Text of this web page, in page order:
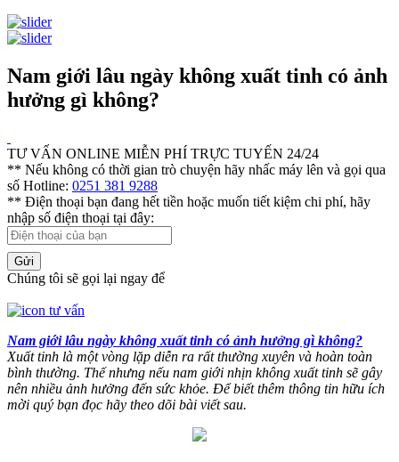
Nam giới lâu ngày không xuất tinh có ảnh
hưởng gì không?
TƯ VẤN ONLINE MIỄN PHÍ TRỰC TUYẾN 24/24
** Nếu không có thời gian trò chuyện hãy nhấc máy lên và gọi qua
số Hotline: 0251 381 9288
** Điện thoại bạn đang hết tiền hoặc muốn tiết kiệm chi phí, hãy
nhập số điện thoại tại đây:
Gửi
Chúng tôi sẽ gọi lại ngay để
Nam giới lâu ngày không xuất tinh có ảnh hưởng gì không?
Xuất tinh là một vòng lặp diễn ra rất thường xuyên và hoàn toàn
bình thường. Thế nhưng nếu nam giới nhịn không xuất tinh sẽ gây
nên nhiều ảnh hưởng đến sức khỏe. Để biết thêm thông tin hữu ích
mời quý bạn đọc hãy theo dõi bài viết sau.